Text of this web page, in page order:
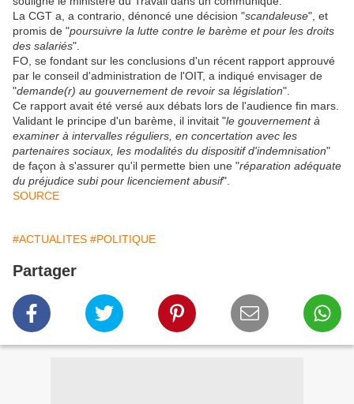
La CGT a, a contrario, dénoncé une décision "scandaleuse", et
promis de "poursuivre la lutte contre le barème et pour les droits
des salariés".
FO, se fondant sur les conclusions d'un récent rapport approuvé
par le conseil d'administration de l'OIT, a indiqué envisager de
"demande(r) au gouvernement de revoir sa législation".
Ce rapport avait été versé aux débats lors de l'audience fin mars.
Validant le principe d'un barème, il invitait "le gouvernement à
examiner à intervalles réguliers, en concertation avec les
partenaires sociaux, les modalités du dispositif d'indemnisation"
de façon à s'assurer qu'il permette bien une "réparation adéquate
du préjudice subi pour licenciement abusif".
SOURCE
#ACTUALITES #POLITIQUE
Partager